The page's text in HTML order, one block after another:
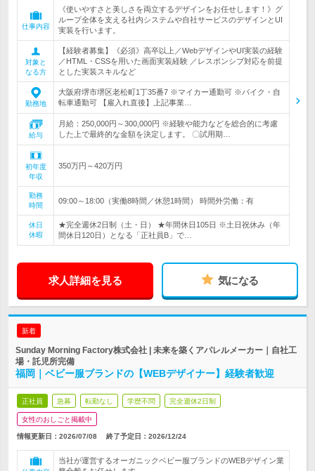
仕事内容
《使いやすさと美しさを両立するデザインをお任せします！》グ
ループ全体を支える社内システムや自社サービスのデザインとUI
実装を行います。
対象と
なる方
【経験者募集】《必須》高卒以上／WebデザインやUI実装の経験
／HTML・CSSを用いた画面実装経験 ／レスポンシブ対応を前提
とした実装スキルなど
勤務地
大阪府堺市堺区老松町1丁35番7 ※マイカー通勤可 ※バイク・自
転車通勤可 【雇入れ直後】上記事業…
給与
月給：250,000円～300,000円 ※経験や能力などを総合的に考慮
した上で最終的な金額を決定します。 〇試用期…
初年度
年収
350万円～420万円
勤務
時間
09:00～18:00（実働8時間／休憩1時間） 時間外労働：有
休日
休暇
★完全週休2日制（土・日） ★年間休日105日 ※土日祝休み（年
間休日120日）となる「正社員B」で…
求人詳細を見る 気になる
新着
Sunday Morning Factory株式会社 | 未来を築くアパレルメーカー｜自社工
場・託児所完備
福岡｜ベビー服ブランドの【WEBデザイナー】経験者歓迎
正社員 急募 転勤なし 学歴不問 完全週休2日制
女性のおしごと掲載中
情報更新日：2026/07/08 終了予定日： 2026/12/24
当社が運営するオーガニックベビー服ブランドのWEBデザイン業